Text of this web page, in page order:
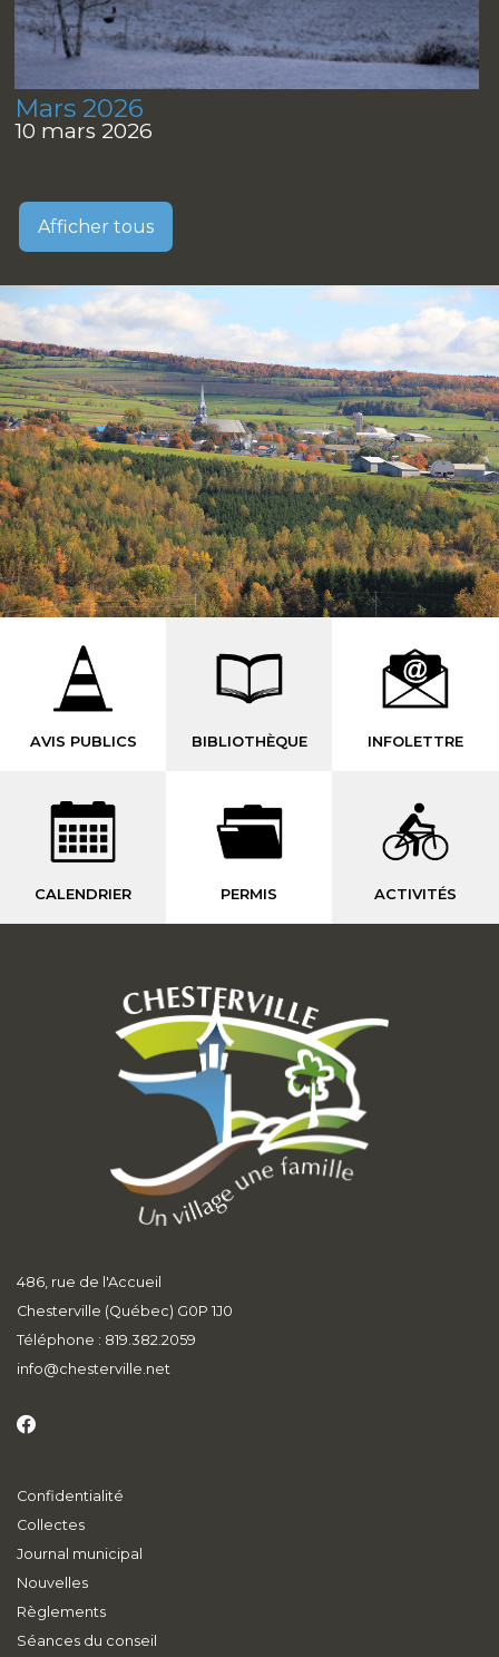
Mars 2026
10 mars 2026
Afficher tous
AVIS PUBLICS BIBLIOTHÈQUE INFOLETTRE
CALENDRIER PERMIS ACTIVITÉS
486, rue de l'Accueil
Chesterville (Québec) G0P 1J0
Téléphone : 819.382.2059
info@chesterville.net
Confidentialité
Collectes
Journal municipal
Nouvelles
Règlements
Séances du conseil